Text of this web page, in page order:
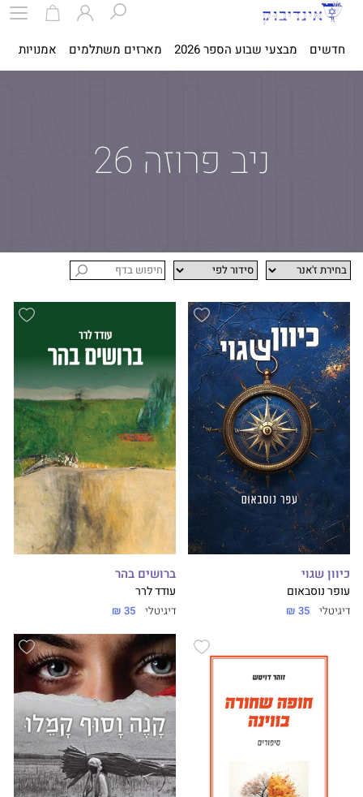
חדשים מבצעי שבוע הספר 2026 מארזים משתלמים אמנויות
ניב פרוזה 26
כיוון שגוי
עופר נוסבאום
דיגיטלי 35 ₪
ברושים בהר
עודד לרר
דיגיטלי 35 ₪